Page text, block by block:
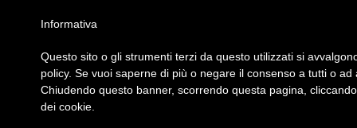
Insieme Per La Cultura
Informativa
Questo sito o gli strumenti terzi da questo utilizzati si
policy. Se vuoi saperne di più o negare il consenso a tutti o
Chiudendo questo banner, scorrendo questa pagina,
dei cookie.